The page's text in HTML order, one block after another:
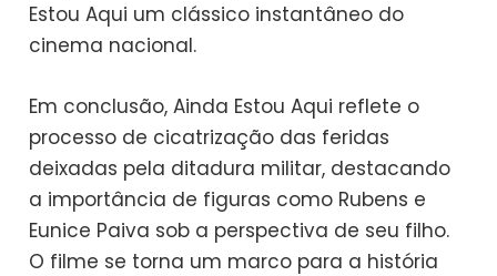
Estou Aqui um clássico instantâneo do
cinema nacional.
Em conclusão, Ainda Estou Aqui reflete o
processo de cicatrização das feridas
deixadas pela ditadura militar, destacando
a importância de figuras como Rubens e
Eunice Paiva sob a perspectiva de seu filho.
O filme se torna um marco para a história